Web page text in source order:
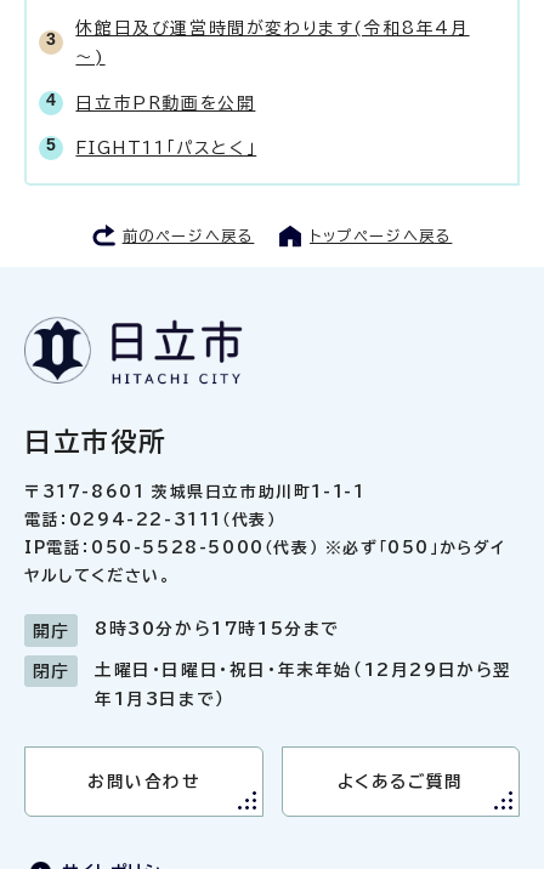
休館日及び運営時間が変わります(令和8年4月
～)
日立市PR動画を公開
FIGHT11「パスとく」
前のページへ戻る トップページへ戻る
日立市役所
〒317-8601 茨城県日立市助川町1-1-1
電話：0294-22-3111（代表）
IP電話：050-5528-5000（代表） ※必ず「050」からダイ
ヤルしてください。
開庁 8時30分から17時15分まで
閉庁
土曜日・日曜日・祝日・年末年始（12月29日から翌
年1月3日まで）
お問い合わせ よくあるご質問